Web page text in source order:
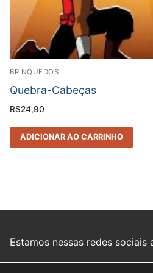
BRINQUEDOS
Quebra-Cabeças
R$24,90
ADICIONAR AO CARRINHO
Estamos nessas redes sociais